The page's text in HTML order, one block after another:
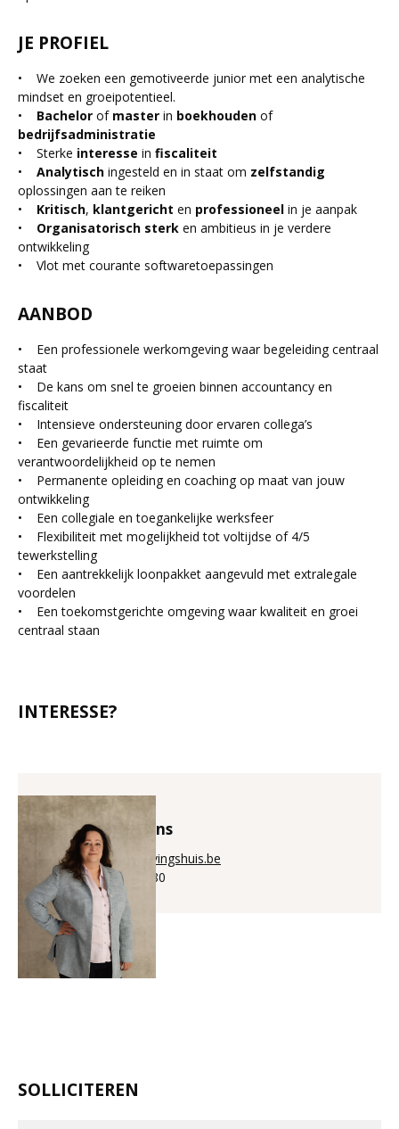
JE PROFIEL
• We zoeken een gemotiveerde junior met een analytische
mindset en groeipotentieel.
• Bachelor of master in boekhouden of
bedrijfsadministratie
• Sterke interesse in fiscaliteit
• Analytisch ingesteld en in staat om zelfstandig
oplossingen aan te reiken
• Kritisch, klantgericht en professioneel in je aanpak
• Organisatorisch sterk en ambitieus in je verdere
ontwikkeling
• Vlot met courante softwaretoepassingen
AANBOD
• Een professionele werkomgeving waar begeleiding centraal
staat
• De kans om snel te groeien binnen accountancy en
fiscaliteit
• Intensieve ondersteuning door ervaren collega’s
• Een gevarieerde functie met ruimte om
verantwoordelijkheid op te nemen
• Permanente opleiding en coaching op maat van jouw
ontwikkeling
• Een collegiale en toegankelijke werksfeer
• Flexibiliteit met mogelijkheid tot voltijdse of 4/5
tewerkstelling
• Een aantrekkelijk loonpakket aangevuld met extralegale
voordelen
• Een toekomstgerichte omgeving waar kwaliteit en groei
centraal staan
INTERESSE?
Annick Puystiens
annick@aanwervingshuis.be
+32 (0)56 225 880
SOLLICITEREN